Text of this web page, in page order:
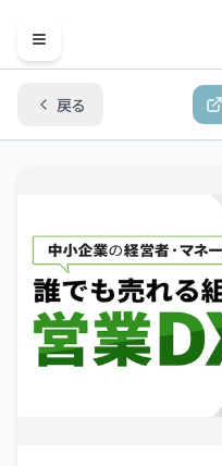
Open menu
戻る